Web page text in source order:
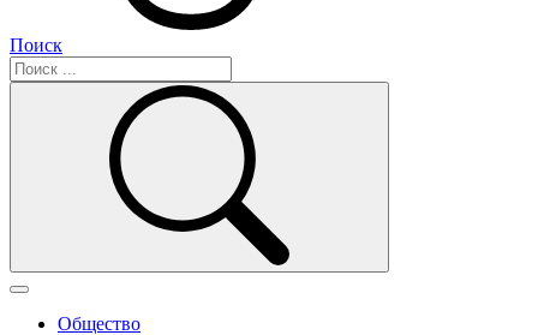
Поиск
Общество